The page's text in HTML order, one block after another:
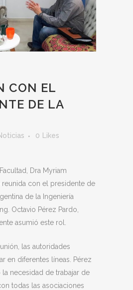
CON EL
DE LA
0 Likes
Dra Myriam
reunida con el presidente de
de la Ingeniería
Octavio Pérez Pardo,
asumió este rol.
las autoridades
en diferentes líneas. Pérez
necesidad de trabajar de
todas las asociaciones